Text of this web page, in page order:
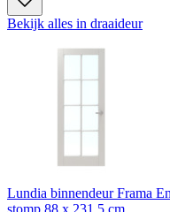
Bekijk alles in draaideur
Lundia binnendeur Frama